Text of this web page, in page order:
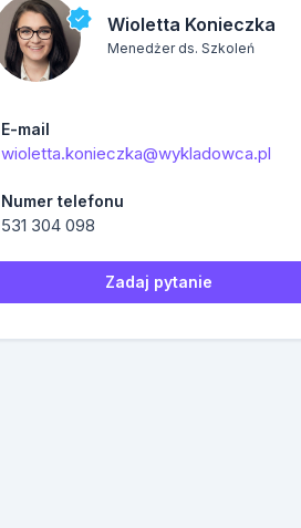
Wioletta Konieczka
Menedżer ds. Szkoleń
E-mail
wioletta.konieczka@wykladowca.pl
Numer telefonu
531 304 098
Zadaj pytanie